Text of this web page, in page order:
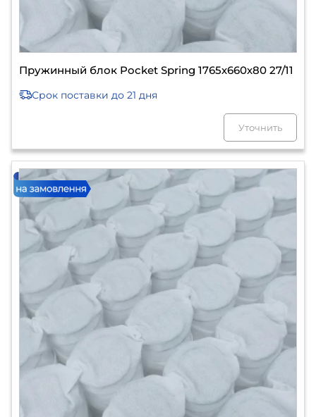
Пружинный блок Pocket Spring 1765х660х80 27/11
Срок поставки до 21 дня
Уточнить